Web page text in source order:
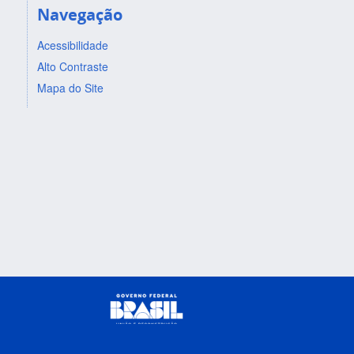
Navegação
Acessibilidade
Alto Contraste
Mapa do Site